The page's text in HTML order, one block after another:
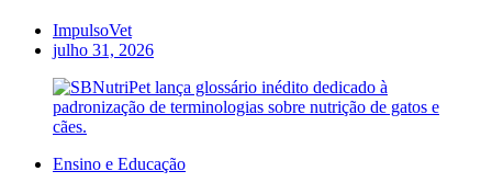
ImpulsoVet
julho 31, 2026
Ensino e Educação